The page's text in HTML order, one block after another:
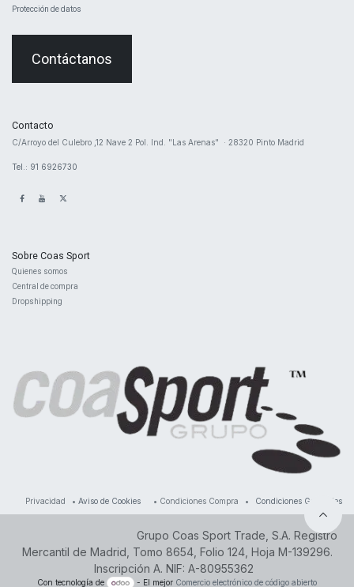
Protección de datos
Contáctanos
Contacto
​C/Arroyo del Culebro ,12 Nave 2 ​Pol. Ind. "Las Arenas" · 28320 Pinto Madrid
Tel.: 91 6926730
Sobre Coas Sport
Quienes ​somos
Central de compra
Dropshipping
Privacidad • Aviso de Cookies • Condiciones Compra • Condiciones Generales
Grupo Coas Sport Trade, S.A. Registro
Mercantil de Madrid, Tomo 8654, Folio 124, Hoja M-139296.
Inscripción A. NIF: A-80955362
Con tecnología de - El mejor Comercio electrónico de código abierto